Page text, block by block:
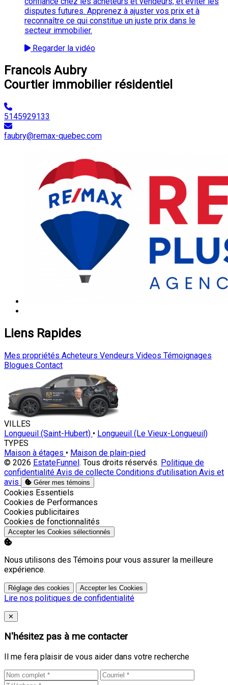
disputes futures. Apprenez à ajuster vos prix et à
reconnaître ce qui constitue un juste prix dans le
secteur immobilier.
Regarder la vidéo
Francois Aubry
Courtier immobilier résidentiel
5145929133
faubry@remax-quebec.com
Liens Rapides
Mes propriétés Acheteurs Vendeurs Videos Témoignages
Blogues Contact
VILLES
Longueuil (Saint-Hubert) • Longueuil (Le Vieux-Longueuil)
TYPES
Maison à étages • Maison de plain-pied
© 2026 EstateFunnel. Tous droits réservés. Politique de
confidentialité Avis de collecte Conditions d’utilisation Avis et
avis
Gérer mes témoins
Activer
Cookies Essentiels
Activer
Cookies de Performances
Activer
Cookies publicitaires
Activer
Cookies de fonctionnalités
Accepter les Cookies sélectionnés
Nous utilisons des Témoins pour vous assurer la meilleure
expérience.
Réglage des cookies Accepter les Cookies
Lire nos politiques de confidentialité
Close
✕
N'hésitez pas à me contacter
Il me fera plaisir de vous aider dans votre recherche